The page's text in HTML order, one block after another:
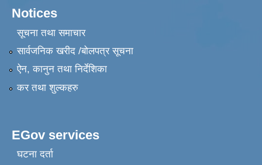
Notices
सूचना तथा समाचार
सार्वजनिक खरीद /बोलपत्र सूचना
ऐन, कानुन तथा निर्देशिका
कर तथा शुल्कहरु
EGov services
घटना दर्ता